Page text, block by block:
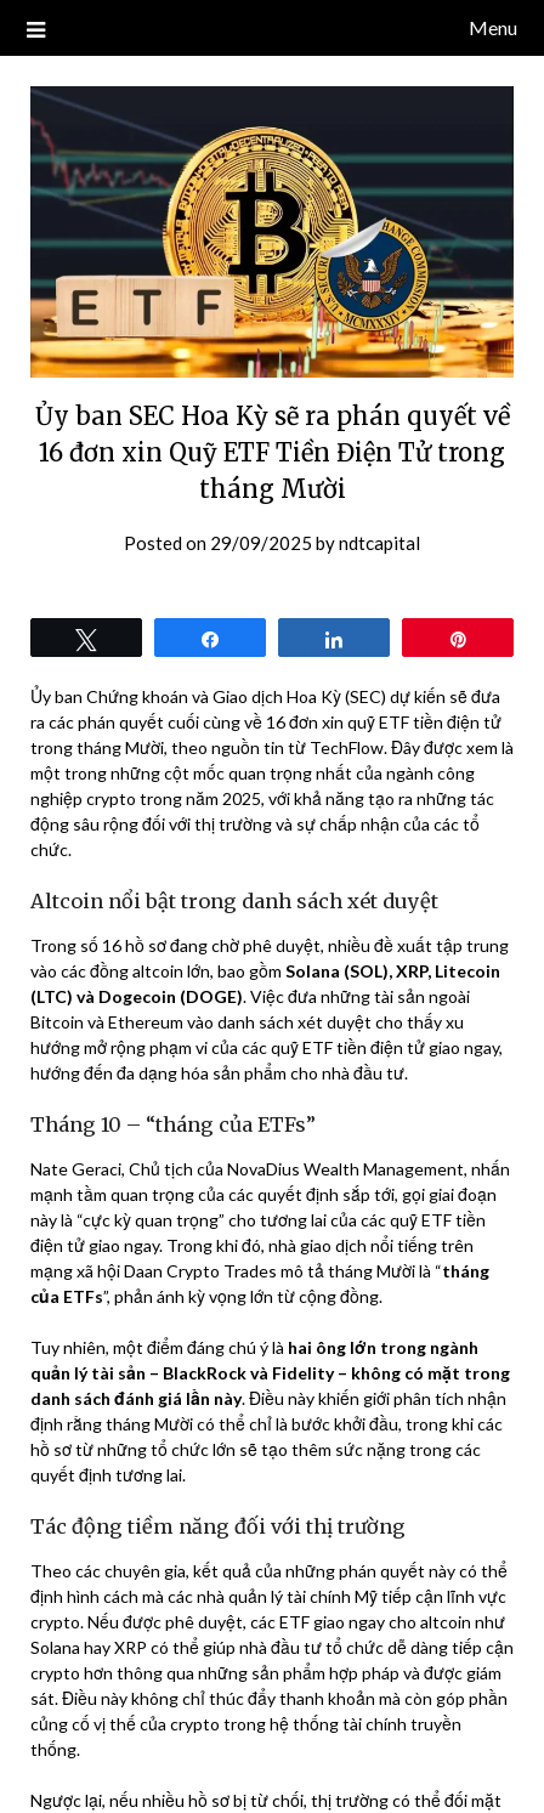
NDT CAPITAL | BLOG TIỀN
Blog về thị trường crypto, tiền điện tử, tiền mã hoá, công nghệ
blockchain.
Menu
Ủy ban SEC Hoa Kỳ sẽ ra phán quyết về
16 đơn xin Quỹ ETF Tiền Điện Tử trong
tháng Mười
Posted on 29/09/2025 byndtcapital
Ủy ban Chứng khoán và Giao dịch Hoa Kỳ (SEC) dự kiến sẽ đưa
ra các phán quyết cuối cùng về 16 đơn xin quỹ ETF tiền điện tử
trong tháng Mười, theo nguồn tin từ TechFlow. Đây được xem là
một trong những cột mốc quan trọng nhất của ngành công
nghiệp crypto trong năm 2025, với khả năng tạo ra những tác
động sâu rộng đối với thị trường và sự chấp nhận của các tổ
chức.
Altcoin nổi bật trong danh sách xét duyệt
Trong số 16 hồ sơ đang chờ phê duyệt, nhiều đề xuất tập trung
vào các đồng altcoin lớn, bao gồm Solana (SOL), XRP, Litecoin
(LTC) và Dogecoin (DOGE). Việc đưa những tài sản ngoài
Bitcoin và Ethereum vào danh sách xét duyệt cho thấy xu
hướng mở rộng phạm vi của các quỹ ETF tiền điện tử giao ngay,
hướng đến đa dạng hóa sản phẩm cho nhà đầu tư.
Tháng 10 – “tháng của ETFs”
Nate Geraci, Chủ tịch của NovaDius Wealth Management, nhấn
mạnh tầm quan trọng của các quyết định sắp tới, gọi giai đoạn
này là “cực kỳ quan trọng” cho tương lai của các quỹ ETF tiền
điện tử giao ngay. Trong khi đó, nhà giao dịch nổi tiếng trên
mạng xã hội Daan Crypto Trades mô tả tháng Mười là “tháng
của ETFs”, phản ánh kỳ vọng lớn từ cộng đồng.
Tuy nhiên, một điểm đáng chú ý là hai ông lớn trong ngành
quản lý tài sản – BlackRock và Fidelity – không có mặt trong
danh sách đánh giá lần này. Điều này khiến giới phân tích nhận
định rằng tháng Mười có thể chỉ là bước khởi đầu, trong khi các
hồ sơ từ những tổ chức lớn sẽ tạo thêm sức nặng trong các
quyết định tương lai.
Tác động tiềm năng đối với thị trường
Theo các chuyên gia, kết quả của những phán quyết này có thể
định hình cách mà các nhà quản lý tài chính Mỹ tiếp cận lĩnh vực
crypto. Nếu được phê duyệt, các ETF giao ngay cho altcoin như
Solana hay XRP có thể giúp nhà đầu tư tổ chức dễ dàng tiếp cận
crypto hơn thông qua những sản phẩm hợp pháp và được giám
sát. Điều này không chỉ thúc đẩy thanh khoản mà còn góp phần
củng cố vị thế của crypto trong hệ thống tài chính truyền
thống.
Ngược lại, nếu nhiều hồ sơ bị từ chối, thị trường có thể đối mặt